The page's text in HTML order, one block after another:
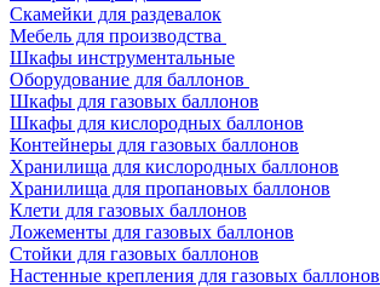
Скамейки для раздевалок
Мебель для производства
Шкафы инструментальные
Оборудование для баллонов
Шкафы для газовых баллонов
Шкафы для кислородных баллонов
Контейнеры для газовых баллонов
Хранилища для кислородных баллонов
Хранилища для пропановых баллонов
Клети для газовых баллонов
Ложементы для газовых баллонов
Стойки для газовых баллонов
Настенные крепления для газовых баллонов